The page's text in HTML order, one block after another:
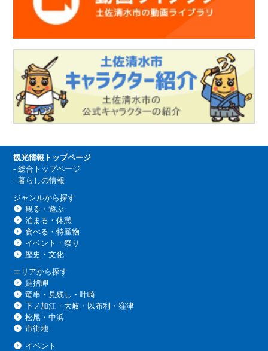
観光情報トップページ
-総合トップページ
-暮らしの情報
ジャンルから探す
観る・遊ぶ
泊まる・休憩
食べる・特産物
イベント・祭り
歴史・文化
エリアから探す
足摺岬
竜串・見残し・叶崎
下ノ加江・大岐・以布利・窪津
松尾・中浜
市街地
イベント